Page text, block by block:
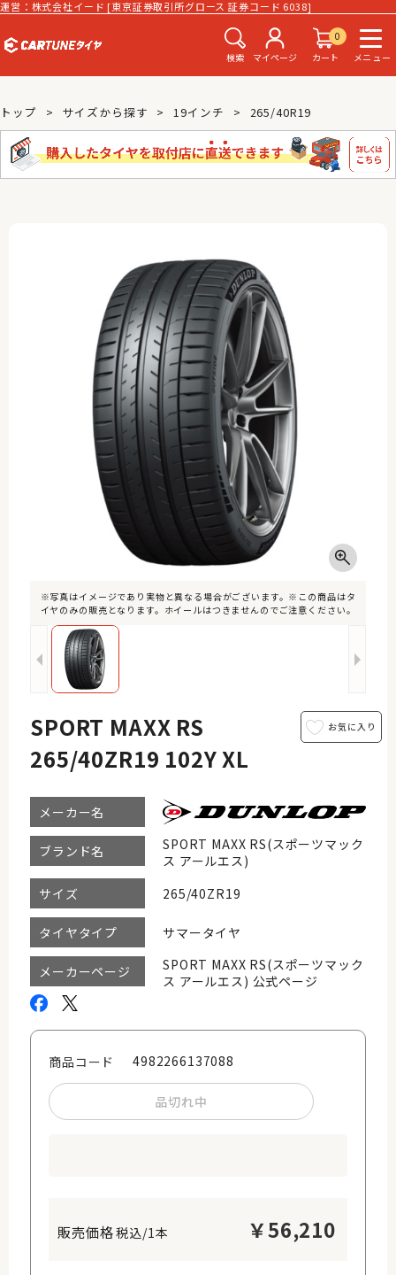
運営：株式会社イード [東京証券取引所グロース 証券コード 6038]
検索 マイページ
0
カート
メニュー
トップ サイズから探す 19インチ 265/40R19
※写真はイメージであり実物と異なる場合がございます。※この商品はタ
イヤのみの販売となります。ホイールはつきませんのでご注意ください。
SPORT MAXX RS
265/40ZR19 102Y XL
メーカー名
ブランド名
SPORT MAXX RS(スポーツマック
ス アールエス)
サイズ
265/40ZR19
タイヤタイプ サマータイヤ
メーカーページ
SPORT MAXX RS(スポーツマック
ス アールエス) 公式ページ
商品コード 4982266137088
品切れ中
税込/1本 ￥56,210